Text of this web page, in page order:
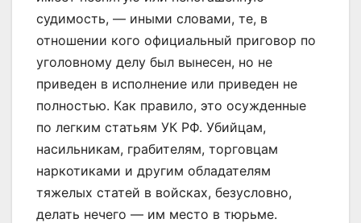
судимость, — иными словами, те, в
отношении кого официальный приговор по
уголовному делу был вынесен, но не
приведен в исполнение или приведен не
полностью. Как правило, это осужденные
по легким статьям УК РФ. Убийцам,
насильникам, грабителям, торговцам
наркотиками и другим обладателям
тяжелых статей в войсках, безусловно,
делать нечего — им место в тюрьме.